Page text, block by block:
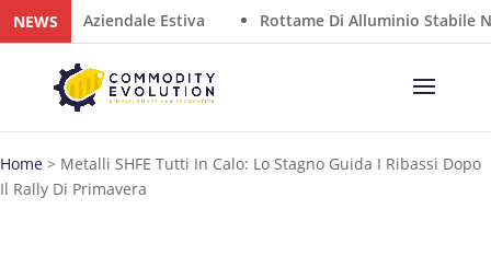
NEWS Aziendale Estiva Rottame Di Alluminio Stabile Nel
Home > Metalli SHFE Tutti In Calo: Lo Stagno Guida I Ribassi Dopo
Il Rally Di Primavera